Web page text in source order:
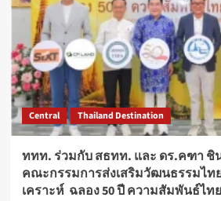
Central Thailand Destination
ททท. ร่วมกับ สธทท. และ ดร.คฑา ชิ
คณะกรรมการส่งเสริมวัฒนธรรมไท
เคราะห์ ฉลอง 50 ปี ความสัมพันธ์ไท